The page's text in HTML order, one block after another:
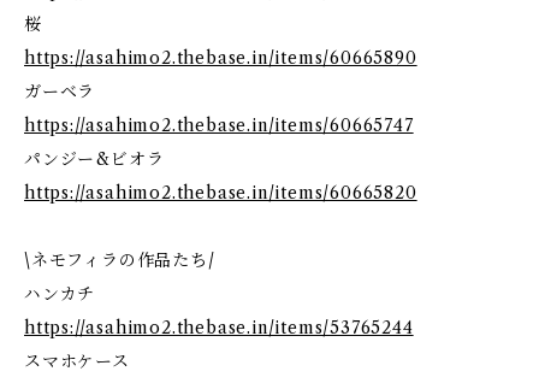
桜
https://asahimo2.thebase.in/items/60665890
ガーベラ
https://asahimo2.thebase.in/items/60665747
パンジー&ビオラ
https://asahimo2.thebase.in/items/60665820
\ネモフィラの作品たち/
ハンカチ
https://asahimo2.thebase.in/items/53765244
スマホケース